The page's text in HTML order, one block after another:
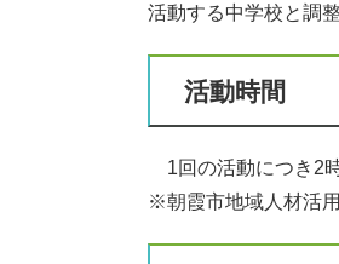
活動する中学校と調
活動時間
1回の活動につき2時
※朝霞市地域人材活